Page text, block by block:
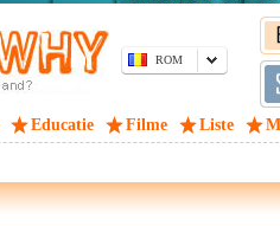
ROM
Educatie Filme Liste